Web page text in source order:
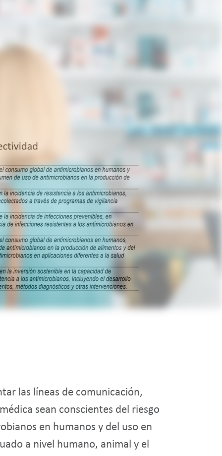
las líneas de comunicación,
sean conscientes del riesgo
en humanos y del uso en
a nivel humano, animal y el